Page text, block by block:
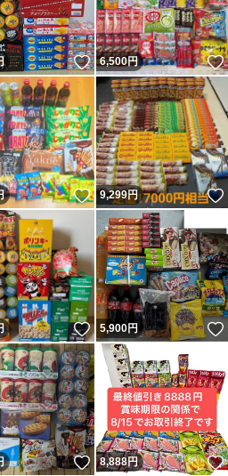
いいね！
6,500円
いいね！
9,299円
いいね！
5,900円
いいね！
8,888円